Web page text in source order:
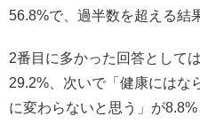
56.8%で、過半数を超える結
2番目に多かった回答として
29.2%、次いで「健康にはな
に変わらないと思う」が8.8%